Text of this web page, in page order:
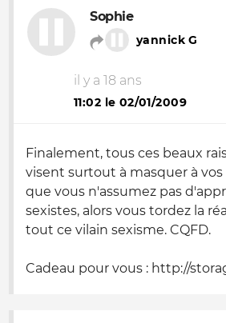
Sophie
yannick G
il y a 18 ans
11:02 le 02/01/2009
Finalement, tous ces beaux
visent surtout à masquer à
que vous n'assumez pas
sexistes, alors vous tordez la
tout ce vilain sexisme. CQFD.
Cadeau pour vous : http://